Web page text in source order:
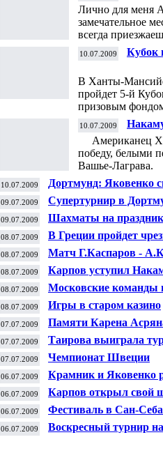
Лично для меня
замечательное
всегда
10.07.2009 Кубок
В Ханты-
пройдет 5-й
призовым
10.07.2009
Американец
победу, белыми
Вашье-Лаграва.
10.07.2009 Дортмунд: Яковенко
09.07.2009 Супертурнир в
09.07.2009 Шахматы на
08.07.2009 В Греции пройдет
08.07.2009 Матч Г.Каспаров -
08.07.2009
Карпов уступил
Сан-Себастьяне
08.07.2009
Московские команды
Волги»
08.07.2009 Игры в старом казино
07.07.2009 Памяти Карена
07.07.2009 Таирова выиграла
07.07.2009 Чемпионат Швеции
06.07.2009
Крамник и Яковенко
Дортмунде
06.07.2009 Карпов открыл свой
06.07.2009 Фестиваль в Сан-
06.07.2009
Воскресный турнир